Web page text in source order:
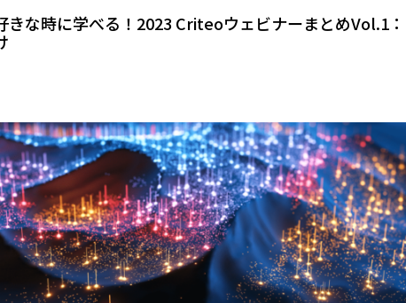
きな時に学べる！2023 CriteoウェビナーまとめVol.1：